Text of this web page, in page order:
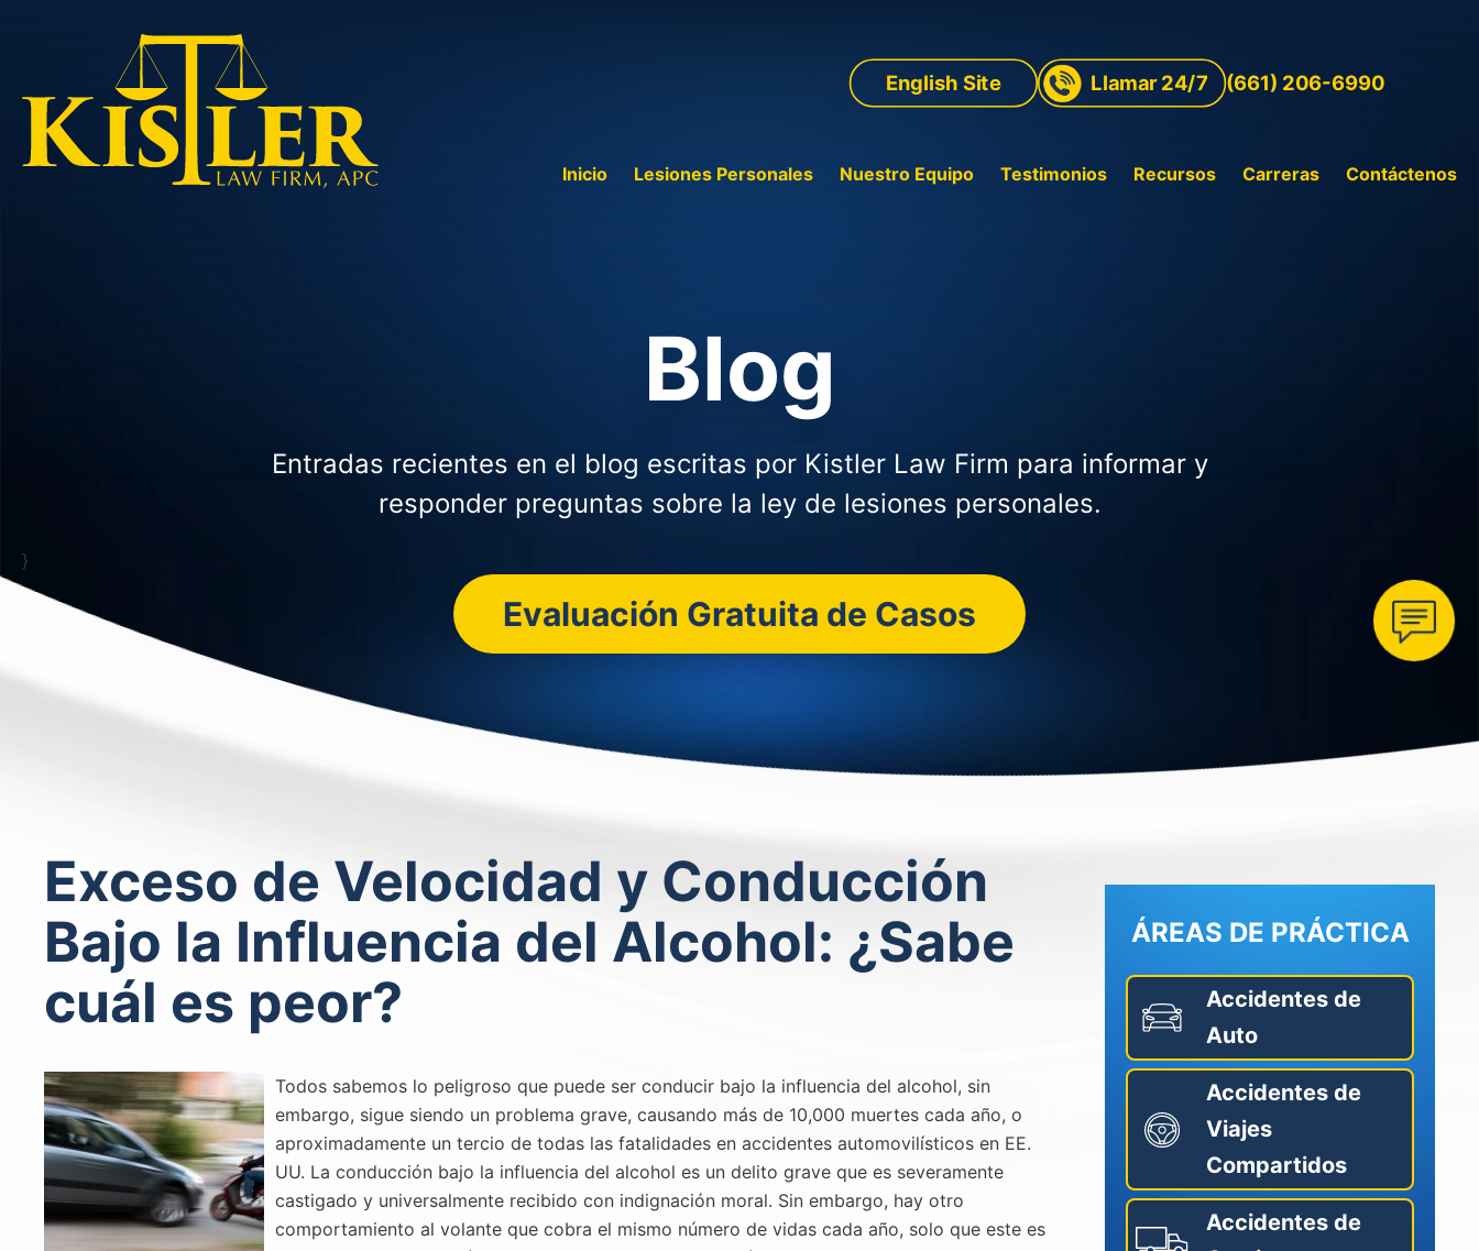
English Site Llamar 24/7 (661) 206-6990
Inicio Lesiones Personales Nuestro Equipo Testimonios Recursos Carreras Contáctenos
Blog
Entradas recientes en el blog escritas por Kistler Law Firm para informar y
responder preguntas sobre la ley de lesiones personales.
}
Evaluación Gratuita de Casos
Exceso de Velocidad y Conducción
Bajo la Influencia del Alcohol: ¿Sabe
cuál es peor?
Todos sabemos lo peligroso que puede ser conducir bajo la influencia del alcohol, sin
embargo, sigue siendo un problema grave, causando más de 10,000 muertes cada año, o
aproximadamente un tercio de todas las fatalidades en accidentes automovilísticos en EE.
UU. La conducción bajo la influencia del alcohol es un delito grave que es severamente
castigado y universalmente recibido con indignación moral. Sin embargo, hay otro
comportamiento al volante que cobra el mismo número de vidas cada año, solo que este es
ÁREAS DE PRÁCTICA
Accidentes de
Auto
Accidentes de
Viajes
Compartidos
Accidentes de